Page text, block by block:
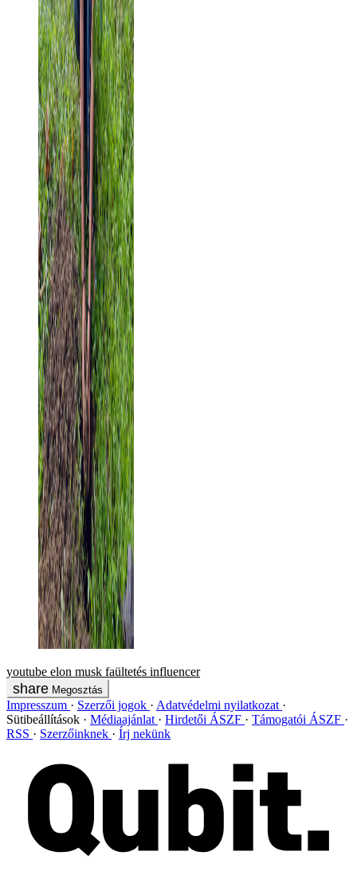
youtube elon musk faültetés influencer
Megosztás
Impresszum Szerzői jogok
Adatvédelmi nyilatkozat
Sütibeállítások
Médiaajánlat Hirdetői ÁSZF
Támogatói ÁSZF
RSS
Szerzőinknek Írj nekünk